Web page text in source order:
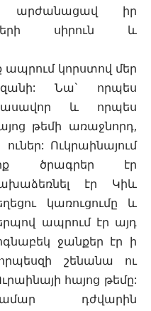
իր
սիրուն և
ապրում կորստով մեր
Նա` որպես
և որպես
թեմի առաջնորդ,
Ուկրաինայում
ծրագրեր էր
էր Կիև
կառուցումը և
ապրում էր այդ
ջանքեր էր ի
շենանա ու
հայոց թեմը:
դժվարին